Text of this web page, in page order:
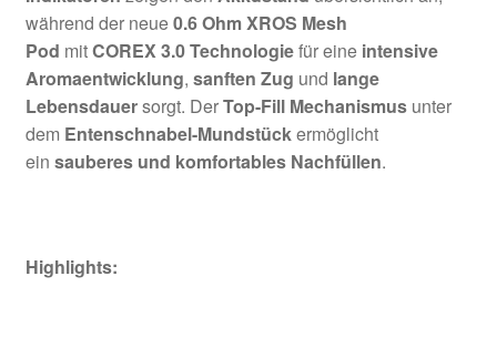
während der neue0.6 Ohm XROS Mesh
Pod mitCOREX 3.0 Technologiefür eine intensive
Aromaentwicklung, sanften Zug und lange
Lebensdauersorgt. DerTop-Fill Mechanismusunter
dem Entenschnabel-Mundstückermöglicht
ein sauberes und komfortables Nachfüllen.
Highlights: